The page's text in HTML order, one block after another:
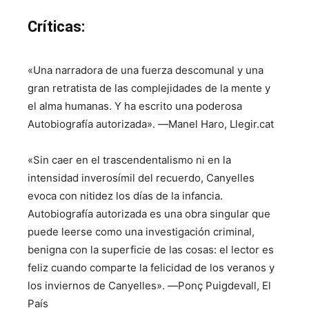
Críticas:
«Una narradora de una fuerza descomunal y una
gran retratista de las complejidades de la mente y
el alma humanas. Y ha escrito una poderosa
Autobiografía autorizada». ―Manel Haro, Llegir.cat
«Sin caer en el trascendentalismo ni en la
intensidad inverosímil del recuerdo, Canyelles
evoca con nitidez los días de la infancia.
Autobiografía autorizada es una obra singular que
puede leerse como una investigación criminal,
benigna con la superficie de las cosas: el lector es
feliz cuando comparte la felicidad de los veranos y
los inviernos de Canyelles». ―Ponç Puigdevall, El
País